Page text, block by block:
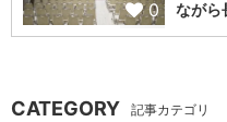
0
ながら
CATEGORY 記事カテゴリ